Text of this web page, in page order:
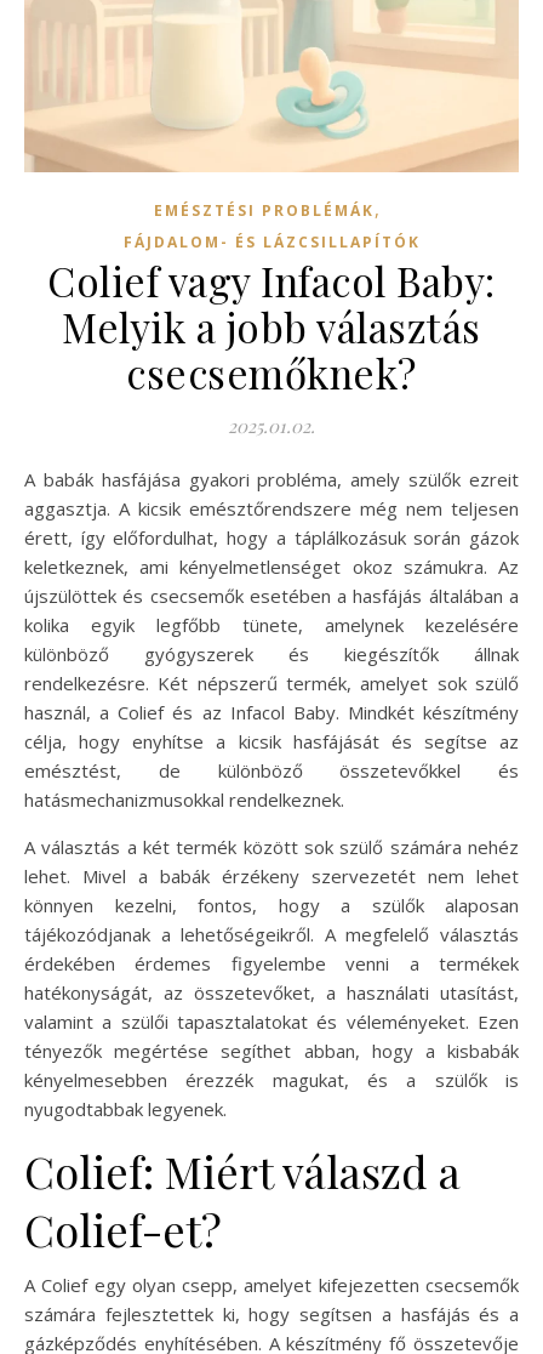
EMÉSZTÉSI PROBLÉMÁK,
FÁJDALOM- ÉS LÁZCSILLAPÍTÓK
Colief vagy Infacol Baby:
Melyik a jobb választás
csecsemőknek?
2025.01.02.
A babák hasfájása gyakori probléma, amely szülők ezreit
aggasztja. A kicsik emésztőrendszere még nem teljesen
érett, így előfordulhat, hogy a táplálkozásuk során gázok
keletkeznek, ami kényelmetlenséget okoz számukra. Az
újszülöttek és csecsemők esetében a hasfájás általában a
kolika egyik legfőbb tünete, amelynek kezelésére
különböző gyógyszerek és kiegészítők állnak
rendelkezésre. Két népszerű termék, amelyet sok szülő
használ, a Colief és az Infacol Baby. Mindkét készítmény
célja, hogy enyhítse a kicsik hasfájását és segítse az
emésztést, de különböző összetevőkkel és
hatásmechanizmusokkal rendelkeznek.
A választás a két termék között sok szülő számára nehéz
lehet. Mivel a babák érzékeny szervezetét nem lehet
könnyen kezelni, fontos, hogy a szülők alaposan
tájékozódjanak a lehetőségeikről. A megfelelő választás
érdekében érdemes figyelembe venni a termékek
hatékonyságát, az összetevőket, a használati utasítást,
valamint a szülői tapasztalatokat és véleményeket. Ezen
tényezők megértése segíthet abban, hogy a kisbabák
kényelmesebben érezzék magukat, és a szülők is
nyugodtabbak legyenek.
Colief: Miért válaszd a
Colief-et?
A Colief egy olyan csepp, amelyet kifejezetten csecsemők
számára fejlesztettek ki, hogy segítsen a hasfájás és a
gázképződés enyhítésében. A készítmény fő összetevője